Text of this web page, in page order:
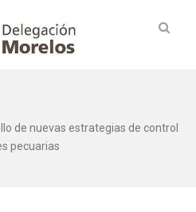
de nuevas estrategias de control
pecuarias